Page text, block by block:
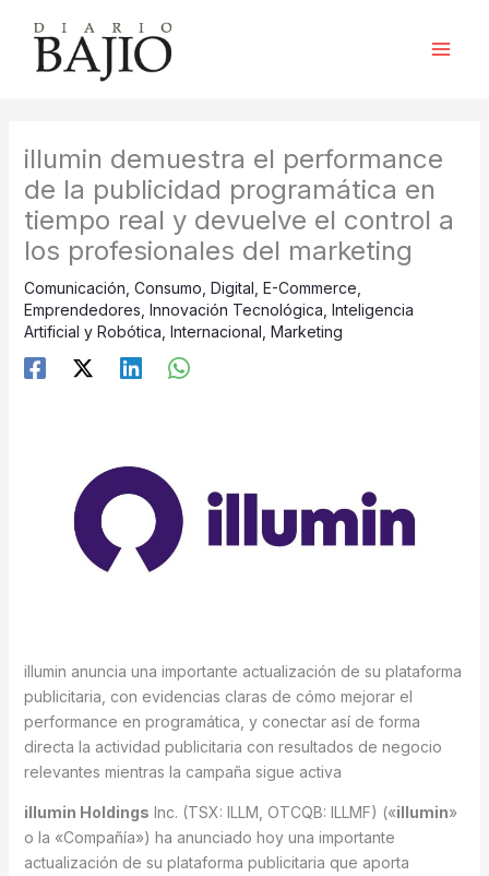
contenido
illumin demuestra el performance
de la publicidad programática en
tiempo real y devuelve el control a
los profesionales del marketing
Comunicación Consumo Digital E-Commerce
Emprendedores Innovación Tecnológica Inteligencia
Artificial y Robótica Internacional Marketing
illumin anuncia una importante actualización de su plataforma
publicitaria, con evidencias claras de cómo mejorar el
performance en programática, y conectar así de forma
directa la actividad publicitaria con resultados de negocio
relevantes mientras la campaña sigue activa
illumin Holdings Inc. (TSX: ILLM, OTCQB: ILLMF) («illumin»
o la «Compañía») ha anunciado hoy una importante
actualización de su plataforma publicitaria que aporta